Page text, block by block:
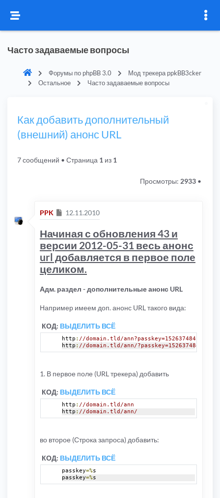
Часто задаваемые вопросы
Форумы по phpBB 3.0
Мод трекера ppkBB3cker
Остальное
Часто задаваемые вопросы
Как добавить дополнительный
(внешний) анонс URL
7 сообщений • Страница 1 из 1
Просмотры: 2933 •
PPK Сообщение
12.11.2010
Начиная с обновления 43 и
версии 2012-05-31 весь анонс
url добавляется в первое поле
целиком.
Адм. раздел - дополнительные анонс URL
Например имеем доп. анонс URL такого вида:
КОД: ВЫДЕЛИТЬ ВСЁ
http : //domain.tld/ann?passkey=152637484
http : //domain.tld/ann/?passkey=152637484
1. В первое поле (URL трекера) добавить
КОД: ВЫДЕЛИТЬ ВСЁ
http : //domain.tld/ann
http : //domain.tld/ann/
во второе (Строка запроса) добавить:
КОД: ВЫДЕЛИТЬ ВСЁ
passkey=%s
passkey=%s